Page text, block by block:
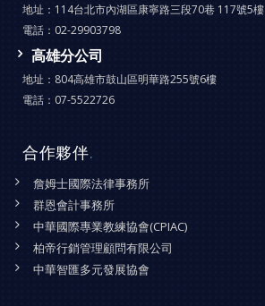
地址： 114台北市內湖區康寧路三段70巷 117號5樓
電話： 02-29903798
高雄分公司
地址： 804高雄市鼓山區明華路255號6樓
電話： 07-5522726
合作夥伴.
詹姆士國際法律事務所
群恩會計事務所
中華國際專業教練協會(CPIAC)
柏帝行銷管理顧問有限公司
中華智匯多元發展協會